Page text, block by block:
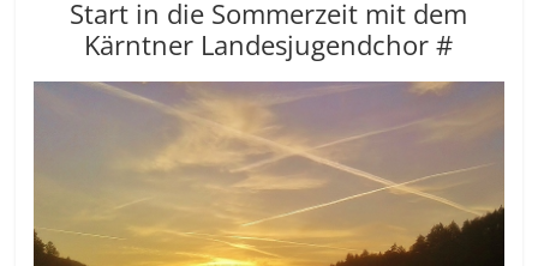
Start in die Sommerzeit mit dem
Kärntner Landesjugendchor #